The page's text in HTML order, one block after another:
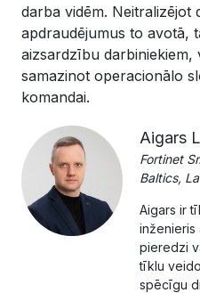
darba vidēm. Neitralizējot
apdraudējumus to avotā,
aizsardzību darbiniekiem,
samazinot operacionālo
komandai.
Aigars
Fortinet
Baltics,
Aigars ir
inženieris
pieredzi
tīklu
spēcīgu